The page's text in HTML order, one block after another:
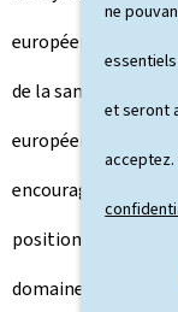
ne
et seront
européenne tout
de la santé, à la
européenne.
encourager
position de l'Union
domaine de l'IA.